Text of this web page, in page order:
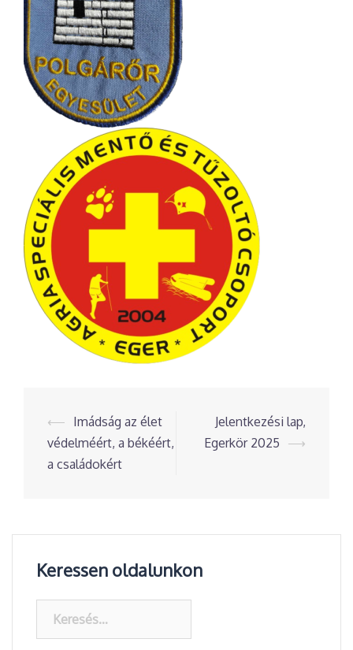
Post
navigation
⟵ Imádság az élet
védelméért, a békéért,
a családokért
Jelentkezési lap,
Egerkör 2025 ⟶
Keressen oldalunkon